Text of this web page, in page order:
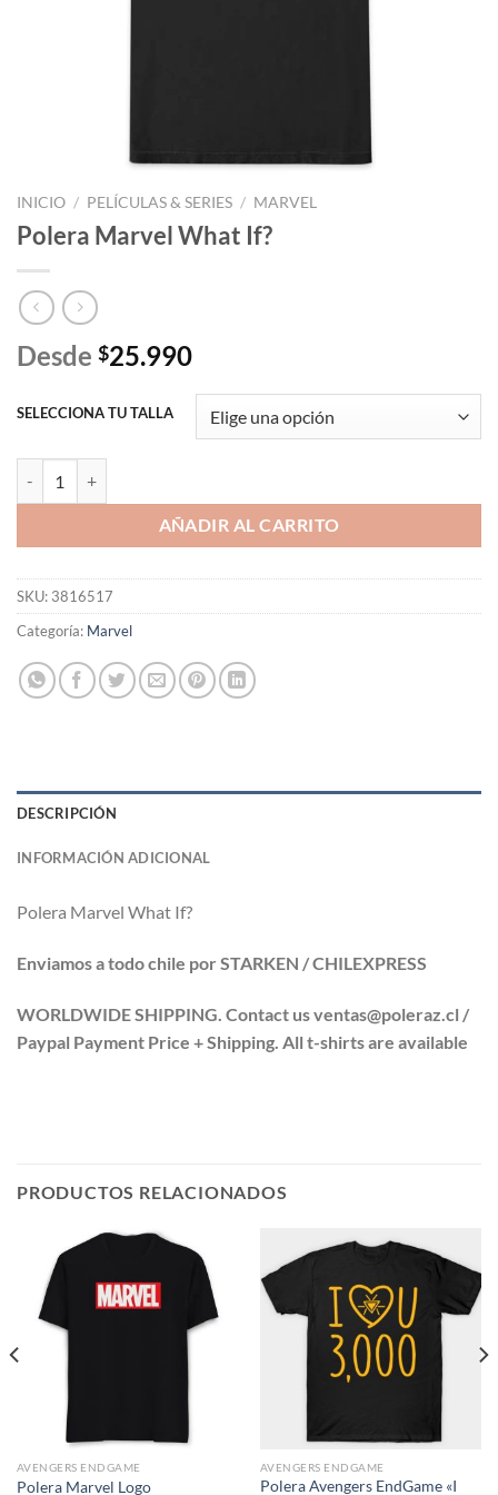
INICIO / PELÍCULAS & SERIES / MARVEL
Polera Marvel What If?
Desde $25.990
SELECCIONA TU TALLA
AÑADIR AL CARRITO
SKU: 3816517
Categoría: Marvel
DESCRIPCIÓN
INFORMACIÓN ADICIONAL
Polera Marvel What If?
Enviamos a todo chile por STARKEN / CHILEXPRESS
WORLDWIDE SHIPPING. Contact us ventas@poleraz.cl /
Paypal Payment Price + Shipping. All t-shirts are available
PRODUCTOS RELACIONADOS
AVENGERS ENDGAME
Polera Marvel Logo
AVENGERS ENDGAME
Polera Avengers EndGame «I